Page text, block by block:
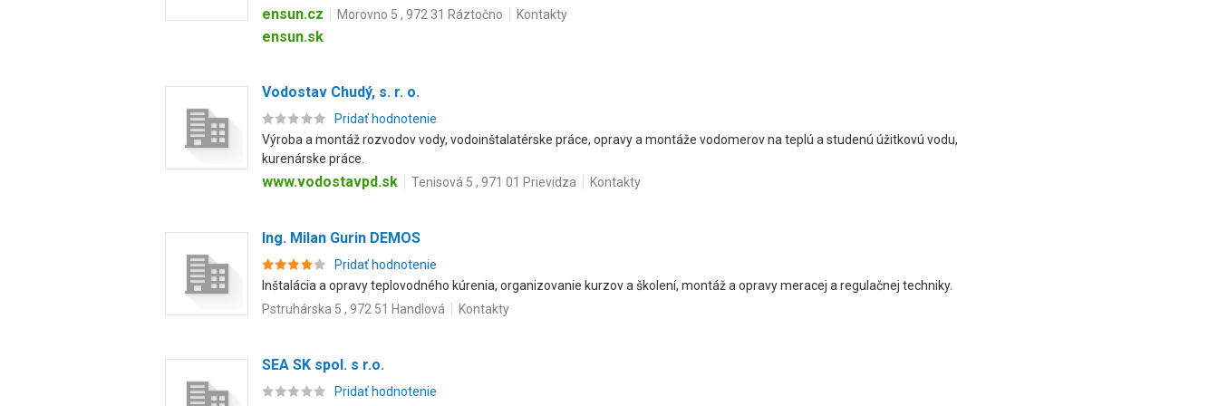
ensun.cz Morovno 5 , 972 31 Ráztočno Kontakty
ensun.sk
Vodostav Chudý, s. r. o.
Pridať hodnotenie
Výroba a montáž rozvodov vody, vodoinštalatérske práce, opravy a montáže vodomerov na teplú a studenú úžitkovú vodu,
kurenárske práce.
www.vodostavpd.sk Tenisová 5 , 971 01 Prievidza Kontakty
Ing. Milan Gurin DEMOS
Pridať hodnotenie
Inštalácia a opravy teplovodného kúrenia, organizovanie kurzov a školení, montáž a opravy meracej a regulačnej techniky.
Pstruhárska 5 , 972 51 Handlová
Kontakty
SEA SK spol. s r.o.
Pridať hodnotenie